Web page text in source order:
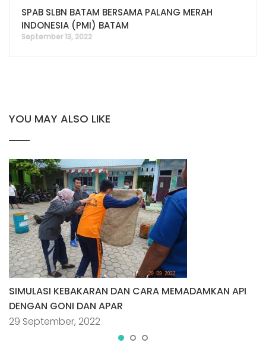
SPAB SLBN BATAM BERSAMA PALANG MERAH
INDONESIA (PMI) BATAM
September 13, 2022
YOU MAY ALSO LIKE
SIMULASI KEBAKARAN DAN CARA MEMADAMKAN API
DENGAN GONI DAN APAR
29 September, 2022